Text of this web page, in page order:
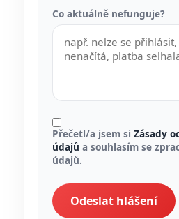
Co aktuálně nefunguje?
Přečetl/a jsem si Zásady
údajů a souhlasím se
údajů.
Odeslat hlášení